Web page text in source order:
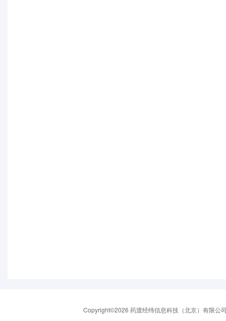
Copyright©2026 药渡经纬信息科技（北京）有限公